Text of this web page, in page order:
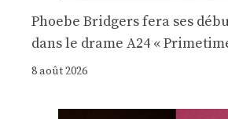
Phoebe Bridgers fera ses
dans le drame A24 «
8 août 2026